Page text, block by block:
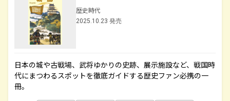
歴史時代
2025.10.23 発売
日本の城や古戦場、武将ゆかりの史跡、展示施設など、戦国時
代にまつわるスポットを徹底ガイドする歴史ファン必携の一
冊。